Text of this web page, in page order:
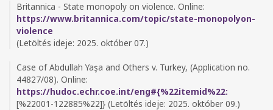
Britannica - State monopoly on violence. Online:
https://www.britannica.com/topic/state-monopolyon-
violence
(Letöltés ideje: 2025. október 07.)
Case of Abdullah Yaşa and Others v. Turkey, (Application no.
44827/08). Online:
https://hudoc.echr.coe.int/eng#{%22itemid%22:
[%22001-122885%22]} (Letöltés ideje: 2025. október 09.)